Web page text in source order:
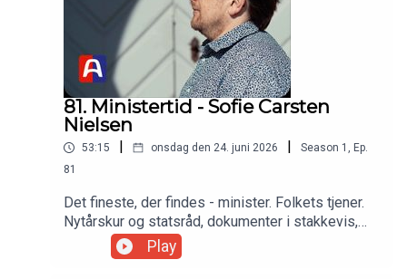
81. Ministertid - Sofie Carsten
Nielsen
53:15 onsdag den 24. juni 2026 Season 1 , Ep.
81
Det fineste, der findes - minister. Folkets tjener.
Nytårskur og statsråd, dokumenter i stakkevis,
samråd, samråd, samråd. Kritik, paragraf 20,
stormløb, pressens hundekobbel. Nytter det
Play